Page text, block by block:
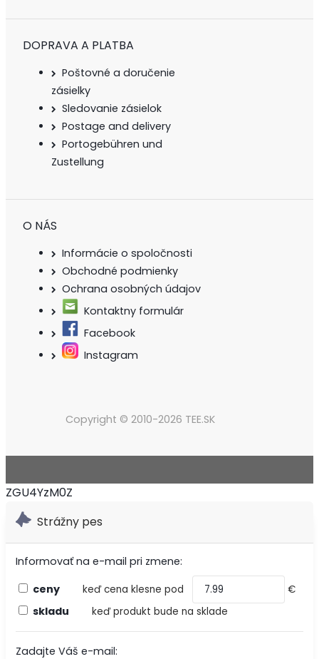
DOPRAVA A PLATBA
Poštovné a doručenie
zásielky
Sledovanie zásielok
Postage and delivery
Portogebühren und
Zustellung
O NÁS
Informácie o spoločnosti
Obchodné podmienky
Ochrana osobných údajov
Kontaktny formulár
Facebook
Instagram
Copyright © 2010-2026 TEE.SK
ZGU4YzM0Z
Strážny pes
Informovať na e-mail pri zmene:
ceny
keď cena klesne pod €
skladu keď produkt bude na sklade
Zadajte Váš e-mail: